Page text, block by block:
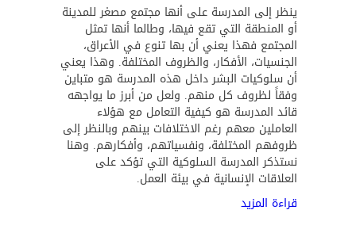
ينظر إلى المدرسة على أنها مجتمع مصغر للمدينة
أو المنطقة التي تقع فيها، وطالما أنها تمثل
المجتمع فهذا يعني أن بها تنوع في الأعراق،
الجنسيات، الأفكار، والظروف المختلفة. وهذا يعني
أن سلوكيات البشر داخل هذه المدرسة هو متباين
وفقاً لظروف كل منهم. ولعل من أبرز ما يواجهه
قائد المدرسة هو كيفية التعامل مع هؤلاء
العاملين معهم رغم الاختلافات بينهم وبالنظر إلى
ظروفهم المختلفة، ونفسياتهم، وأفكارهم. وهنا
نستذكر المدرسة السلوكية التي تؤكد على
العلاقات الإنسانية في بيئة العمل.
قراءة المزيد